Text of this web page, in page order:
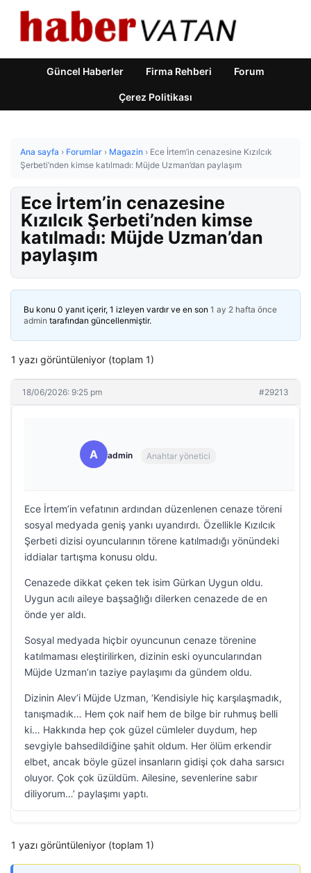
Güncel Haberler Firma Rehberi Forum
Çerez Politikası
Ana sayfa › Forumlar › Magazin › Ece İrtem’in cenazesine Kızılcık
Şerbeti’nden kimse katılmadı: Müjde Uzman’dan paylaşım
Ece İrtem’in cenazesine
Kızılcık Şerbeti’nden kimse
katılmadı: Müjde Uzman’dan
paylaşım
Bu konu 0 yanıt içerir, 1 izleyen vardır ve en son 1 ay 2 hafta önce
admin tarafından güncellenmiştir.
1 yazı görüntüleniyor (toplam 1)
18/06/2026: 9:25 pm #29213
A admin Anahtar yönetici
Ece İrtem’in vefatının ardından düzenlenen cenaze töreni
sosyal medyada geniş yankı uyandırdı. Özellikle Kızılcık
Şerbeti dizisi oyuncularının törene katılmadığı yönündeki
iddialar tartışma konusu oldu.
Cenazede dikkat çeken tek isim Gürkan Uygun oldu.
Uygun acılı aileye başsağlığı dilerken cenazede de en
önde yer aldı.
Sosyal medyada hiçbir oyuncunun cenaze törenine
katılmaması eleştirilirken, dizinin eski oyuncularından
Müjde Uzman’ın taziye paylaşımı da gündem oldu.
Dizinin Alev’i Müjde Uzman, ‘Kendisiyle hiç karşılaşmadık,
tanışmadık… Hem çok naif hem de bilge bir ruhmuş belli
ki… Hakkında hep çok güzel cümleler duydum, hep
sevgiyle bahsedildiğine şahit oldum. Her ölüm erkendir
elbet, ancak böyle güzel insanların gidişi çok daha sarsıcı
oluyor. Çok çok üzüldüm. Ailesine, sevenlerine sabır
diliyorum…’ paylaşımı yaptı.
1 yazı görüntüleniyor (toplam 1)